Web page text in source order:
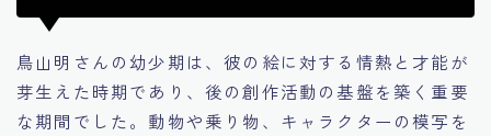
鳥山明さんの幼少期は、彼の絵に対する情熱と才能が
芽生えた時期であり、後の創作活動の基盤を築く重要
な期間でした。動物や乗り物、キャラクターの模写を